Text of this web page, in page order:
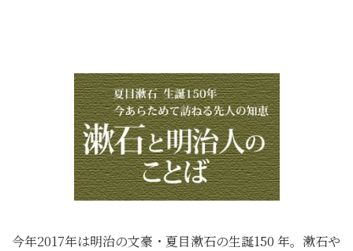
今年2017年は明治の文豪・夏目漱石の生誕150 年。漱石や